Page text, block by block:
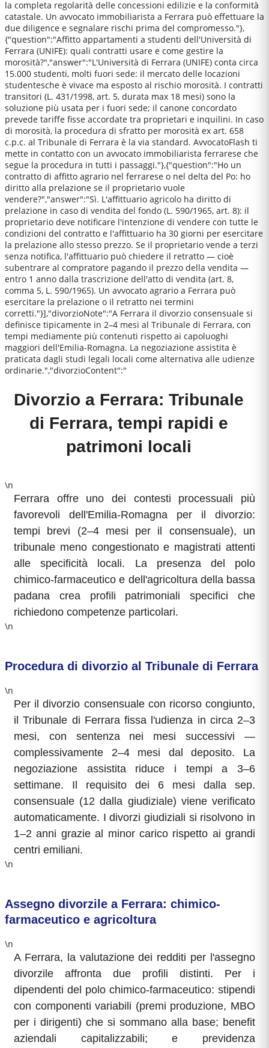
la completa regolarità delle concessioni edilizie e la conformità
catastale. Un avvocato immobiliarista a Ferrara può effettuare la
due diligence e segnalare rischi prima del compromesso."},
{"question":"Affitto appartamenti a studenti dell'Università di
Ferrara (UNIFE): quali contratti usare e come gestire la
morosità?","answer":"L'Università di Ferrara (UNIFE) conta circa
15.000 studenti, molti fuori sede: il mercato delle locazioni
studentesche è vivace ma esposto al rischio morosità. I contratti
transitori (L. 431/1998, art. 5, durata max 18 mesi) sono la
soluzione più usata per i fuori sede; il canone concordato
prevede tariffe fisse accordate tra proprietari e inquilini. In caso
di morosità, la procedura di sfratto per morosità ex art. 658
c.p.c. al Tribunale di Ferrara è la via standard. AvvocatoFlash ti
mette in contatto con un avvocato immobiliarista ferrarese che
segue la procedura in tutti i passaggi."},{"question":"Ho un
contratto di affitto agrario nel ferrarese o nel delta del Po: ho
diritto alla prelazione se il proprietario vuole
vendere?","answer":"Sì. L'affittuario agricolo ha diritto di
prelazione in caso di vendita del fondo (L. 590/1965, art. 8): il
proprietario deve notificare l'intenzione di vendere con tutte le
condizioni del contratto e l'affittuario ha 30 giorni per esercitare
la prelazione allo stesso prezzo. Se il proprietario vende a terzi
senza notifica, l'affittuario può chiedere il retratto — cioè
subentrare al compratore pagando il prezzo della vendita —
entro 1 anno dalla trascrizione dell'atto di vendita (art. 8,
comma 5, L. 590/1965). Un avvocato agrario a Ferrara può
esercitare la prelazione o il retratto nei termini
corretti."}],"divorzioNote":"A Ferrara il divorzio consensuale si
definisce tipicamente in 2–4 mesi al Tribunale di Ferrara, con
tempi mediamente più contenuti rispetto ai capoluoghi
maggiori dell'Emilia-Romagna. La negoziazione assistita è
praticata dagli studi legali locali come alternativa alle udienze
ordinarie.","divorzioContent":"
Divorzio a Ferrara: Tribunale
di Ferrara, tempi rapidi e
patrimoni locali
\n
Ferrara offre uno dei contesti processuali più
favorevoli dell'Emilia-Romagna per il divorzio:
tempi brevi (2–4 mesi per il consensuale), un
tribunale meno congestionato e magistrati attenti
alle specificità locali. La presenza del polo
chimico-farmaceutico e dell'agricoltura della bassa
padana crea profili patrimoniali specifici che
richiedono competenze particolari.
\n
Procedura di divorzio al Tribunale di Ferrara
\n
Per il divorzio consensuale con ricorso congiunto,
il Tribunale di Ferrara fissa l'udienza in circa 2–3
mesi, con sentenza nei mesi successivi —
complessivamente 2–4 mesi dal deposito. La
negoziazione assistita riduce i tempi a 3–6
settimane. Il requisito dei 6 mesi dalla sep.
consensuale (12 dalla giudiziale) viene verificato
automaticamente. I divorzi giudiziali si risolvono in
1–2 anni grazie al minor carico rispetto ai grandi
centri emiliani.
\n
Assegno divorzile a Ferrara: chimico-
farmaceutico e agricoltura
\n
A Ferrara, la valutazione dei redditi per l'assegno
divorzile affronta due profili distinti. Per i
dipendenti del polo chimico-farmaceutico: stipendi
con componenti variabili (premi produzione, MBO
per i dirigenti) che si sommano alla base; benefit
aziendali capitalizzabili; e previdenza